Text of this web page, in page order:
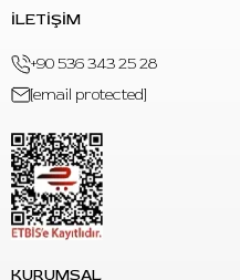
İLETİŞİM
+90 536 343 25 28
[email protected]
KURUMSAL